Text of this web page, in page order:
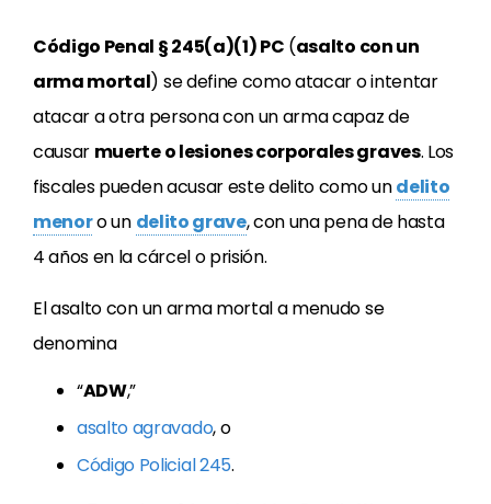
Código Penal § 245(a)(1) PC (asalto con un
arma mortal) se define como atacar o intentar
atacar a otra persona con un arma capaz de
causar muerte o lesiones corporales graves. Los
fiscales pueden acusar este delito como undelito
menoro un delito grave, con una pena de hasta
4 años en la cárcel o prisión.
El asalto con un arma mortal a menudo se
denomina
“ADW,”
asalto agravado, o
Código Policial 245.